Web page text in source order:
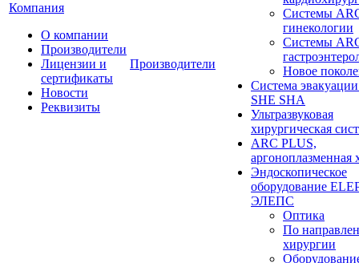
Компания
О компании
Производители
Лицензии и
сертификаты
Новости
Реквизиты
Производители
Системы
гинекологии
Системы
Новое
Система
SHE SHA
Ультразвуковая
хирургическая
ARC PLUS,
аргоноплазменная
Эндоскопическое
оборудование
ЭЛЕПС
Оптика
По
хирургии